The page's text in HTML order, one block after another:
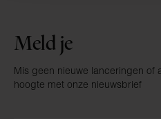
Meld je
Mis geen nieuwe lanceringen of
hoogte met onze nieuwsbrief